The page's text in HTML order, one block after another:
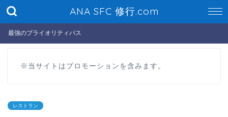
ANA SFC 修行.com
最強のプライオリティパス
※当サイトはプロモーションを含みます。
レストラン